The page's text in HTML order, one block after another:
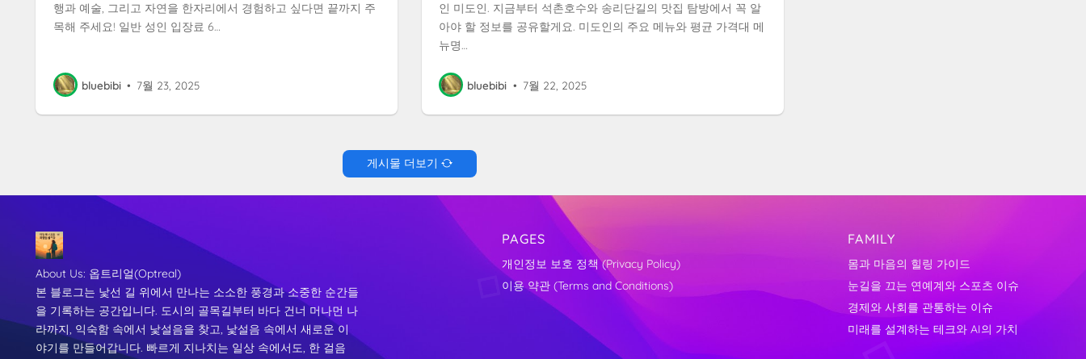
행과 예술, 그리고 자연을 한자리에서 경험하고 싶다면 끝까지 주
목해 주세요! 일반 성인 입장료 6…
bluebibi • 7월 23, 2025
인 미도인. 지금부터 석촌호수와 송리단길의 맛집 탐방에서 꼭 알
아야 할 정보를 공유할게요. 미도인의 주요 메뉴와 평균 가격대 메
뉴명…
bluebibi • 7월 22, 2025
게시물 더보기
About Us: 옵트리얼(Optreal)
본 블로그는 낯선 길 위에서 만나는 소소한 풍경과 소중한 순간들
을 기록하는 공간입니다. 도시의 골목길부터 바다 건너 머나먼 나
라까지, 익숙함 속에서 낯설음을 찾고, 낯설음 속에서 새로운 이
야기를 만들어갑니다. 빠르게 지나치는 일상 속에서도, 한 걸음
PAGES
개인정보 보호 정책 (Privacy Policy)
이용 약관 (Terms and Conditions)
FAMILY
몸과 마음의 힐링 가이드
눈길을 끄는 연예계와 스포츠 이슈
경제와 사회를 관통하는 이슈
미래를 설계하는 테크와 AI의 가치